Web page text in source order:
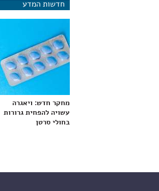
חדשות המדע
מחקר חדש: ויאגרה
עשויה להפחית גרורות
בחולי סרטן